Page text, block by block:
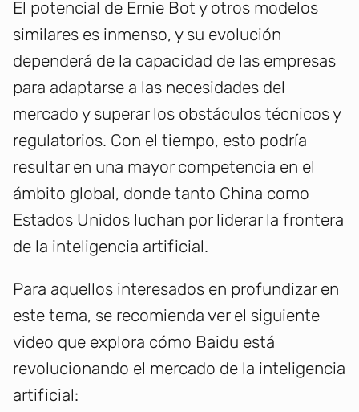
El potencial de Ernie Bot y otros modelos
similares es inmenso, y su evolución
dependerá de la capacidad de las empresas
para adaptarse a las necesidades del
mercado y superar los obstáculos técnicos y
regulatorios. Con el tiempo, esto podría
resultar en una mayor competencia en el
ámbito global, donde tanto China como
Estados Unidos luchan por liderar la frontera
de la inteligencia artificial.
Para aquellos interesados en profundizar en
este tema, se recomienda ver el siguiente
video que explora cómo Baidu está
revolucionando el mercado de la inteligencia
artificial: